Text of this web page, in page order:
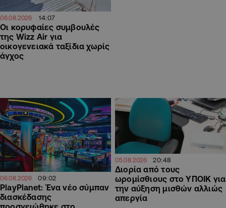
06.08.2026 14:07
Οι κορυφαίες συμβουλές
της Wizz Air για
οικογενειακά ταξίδια χωρίς
άγχος
06.08.2026 09:02
PlayPlanet: Ένα νέο σύμπαν
διασκέδασης
05.08.2026 20:48
Διορία από τους
ωρομίσθιους στο ΥΠΟΙΚ για
την αύξηση μισθών αλλιώς
απεργία